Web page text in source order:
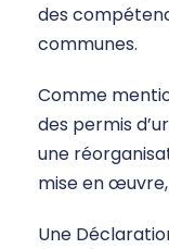
des
communes.
Comme
des permis
une
mise en
Une